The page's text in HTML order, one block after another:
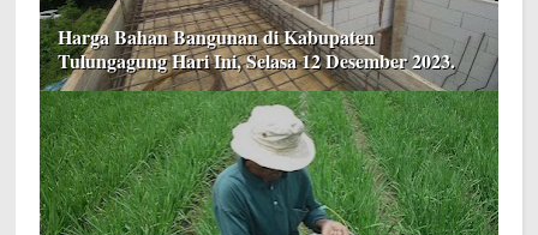
Harga Bahan Bangunan di Kabupaten
Tulungagung Hari Ini, Selasa 12 Desember 2023.